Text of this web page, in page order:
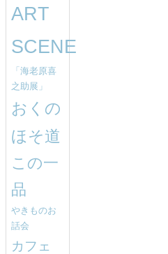
ART
SCENE
「海老原喜
之助展」
おくの
ほそ道
この一
品
やきものお
話会
カフェ